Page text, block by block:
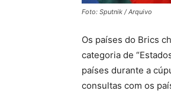
Foto: Sputnik / Arquivo
Os países do Brics
categoria de
países durante a
consultas com os